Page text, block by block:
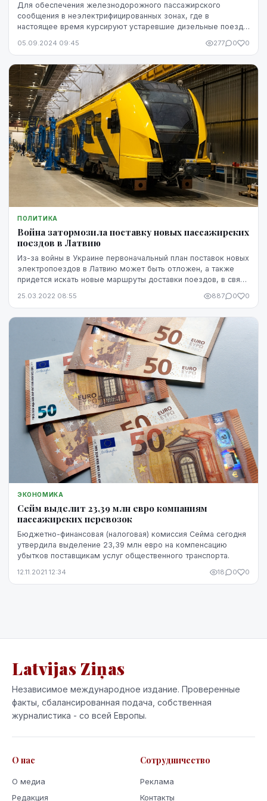
Для обеспечения железнодорожного пассажирского
сообщения в неэлектрифицированных зонах, где в
настоящее время курсируют устаревшие дизельные поезда,
05.09.2024 09:45 277 0 0
ПОЛИТИКА
Война затормозила поставку новых пассажирских
поездов в Латвию
Из-за войны в Украине первоначальный план поставок новых
электропоездов в Латвию может быть отложен, а также
придется искать новые маршруты доставки поездов, в связи
25.03.2022 08:55 887 0 0
ЭКОНОМИКА
Сейм выделит 23,39 млн евро компаниям
пассажирских перевозок
Бюджетно-финансовая (налоговая) комиссия Сейма сегодня
утвердила выделение 23,39 млн евро на компенсацию
убытков поставщикам услуг общественного транспорта.
12.11.2021 12:34 18 0 0
Latvijas Ziņas
Независимое международное издание. Проверенные
факты, сбалансированная подача, собственная
журналистика - со всей Европы.
О нас
О медиа
Редакция
Сотрудничество
Реклама
Контакты